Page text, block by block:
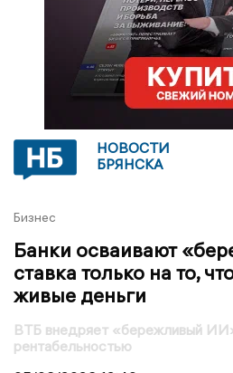
НОВОСТИ
БРЯНСКА
Бизнес
Банки осваивают
ставка только на то,
живые деньги
ВТБ внедряет «бережливый
рентабельностью